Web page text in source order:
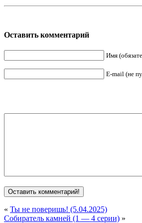
Оставить комментарий
Имя
E-mail (не
« Ты не поверишь! (5.04.2025)
Собиратель камней (1 — 4 серии) »